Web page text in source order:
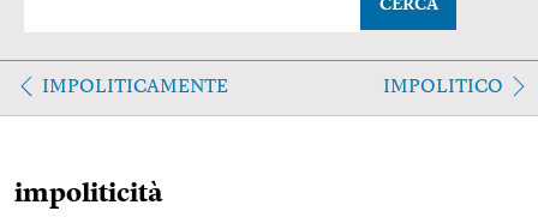
CERCA
IMPOLITICAMENTE IMPOLITICO
impoliticità